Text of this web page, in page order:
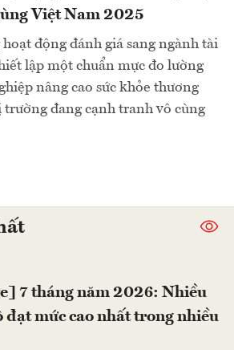
Việt Nam 2025
động đánh giá sang ngành tài
lập một chuẩn mực đo lường
nâng cao sức khỏe thương
đang cạnh tranh vô cùng
7 tháng năm 2026: Nhiều
đạt mức cao nhất trong nhiều